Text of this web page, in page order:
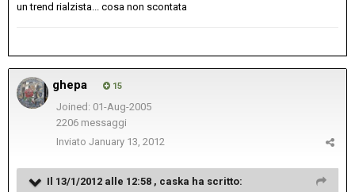
un trend rialzista... cosa non scontata
ghepa 15
Joined: 01-Aug-2005
2206 messaggi
Inviato January 13, 2012
Il 13/1/2012 alle 12:58 , caska ha scritto: